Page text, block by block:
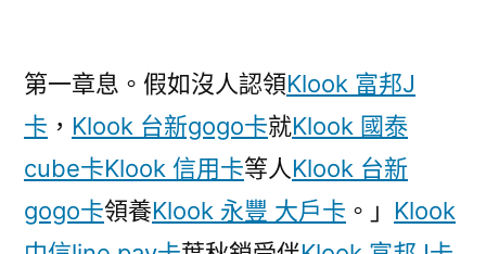
慢
能
夠
第一章息。假如沒人認領Klook 富邦J
卡 ， Klook 台新gogo卡就Klook 國泰
cube卡Klook 信用卡等人Klook 台新
gogo卡領養Klook 永豐 大戶卡 。」 Klook